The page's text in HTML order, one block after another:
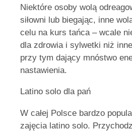
Niektóre osoby wolą
siłowni lub biegając, inne
celu na kurs tańca – wcale
dla zdrowia i sylwetki niż
przy tym dający mnóstwo
nastawienia.
Latino solo dla pań
W całej Polsce bardzo
zajęcia latino solo.